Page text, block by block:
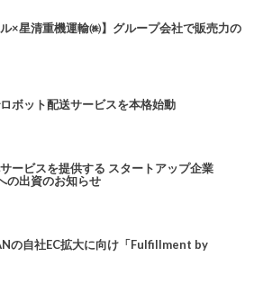
×星清重機運輸㈱】グループ会社で販売力の
ボット配送サービスを本格始動
ービスを提供する スタートアップ企業
の出資のお知らせ
の自社EC拡大に向け「Fulfillment by